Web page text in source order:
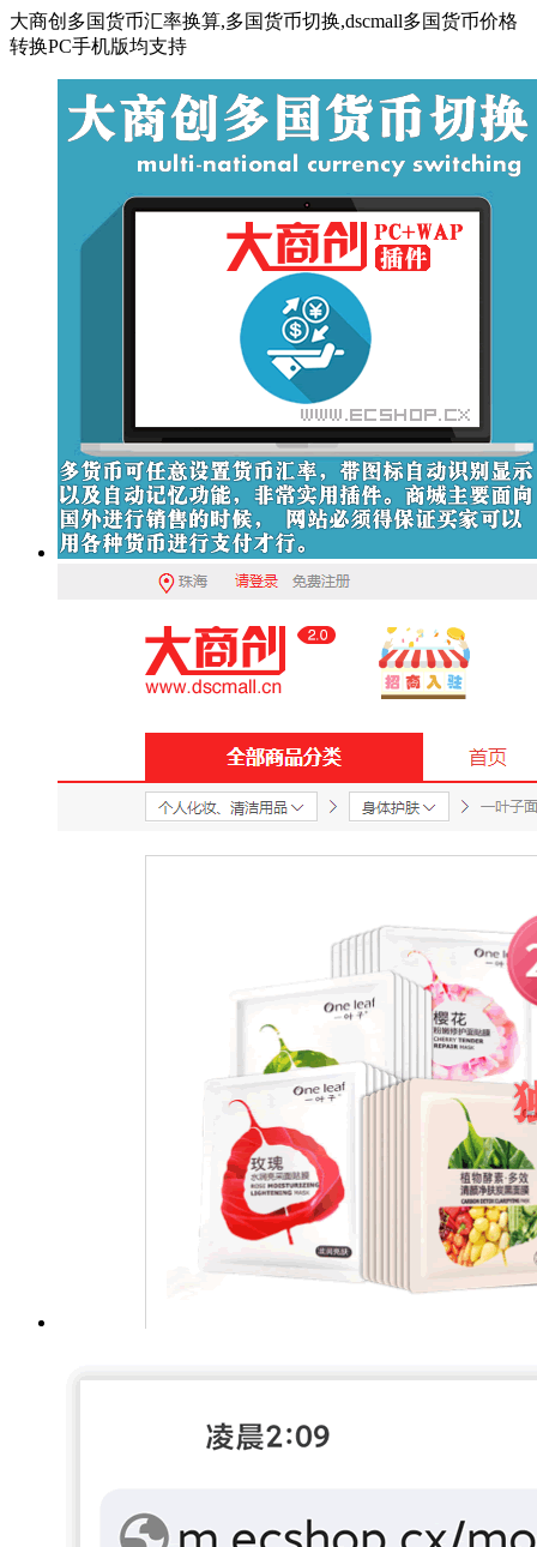
大商创多国货币汇率换算,多国货币切换,dscmall多国货币价格
转换PC手机版均支持